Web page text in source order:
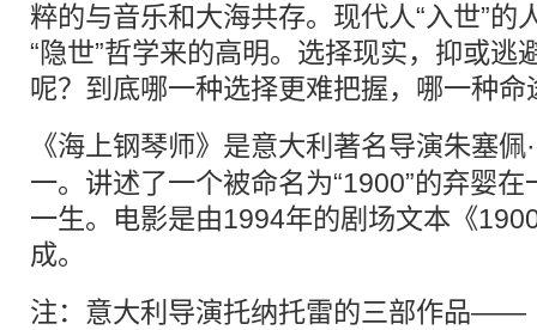
粹的与音乐和大海共存。现代人“入世”的
“隐世”哲学来的高明。选择现实，抑或逃
呢？到底哪一种选择更难把握，哪一种命
《海上钢琴师》是意大利著名导演朱塞佩
一。讲述了一个被命名为“1900”的弃婴
一生。电影是由1994年的剧场文本《
成。
注：意大利导演托纳托雷的三部作品——